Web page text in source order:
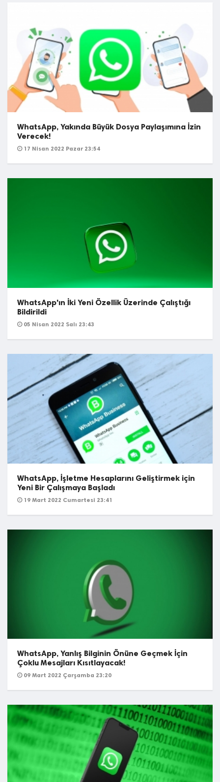
WhatsApp, Yakında Büyük Dosya Paylaşımına İzin
Verecek!
17 Nisan 2022 Pazar 23:54
WhatsApp'ın İki Yeni Özellik Üzerinde Çalıştığı
Bildirildi
05 Nisan 2022 Salı 23:43
WhatsApp, İşletme Hesaplarını Geliştirmek için
Yeni Bir Çalışmaya Başladı
19 Mart 2022 Cumartesi 23:41
WhatsApp, Yanlış Bilginin Önüne Geçmek İçin
Çoklu Mesajları Kısıtlayacak!
09 Mart 2022 Çarşamba 23:20